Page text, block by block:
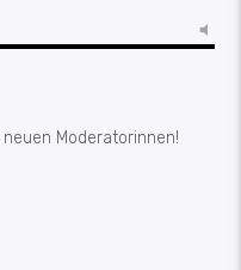
Moderatorinnen!